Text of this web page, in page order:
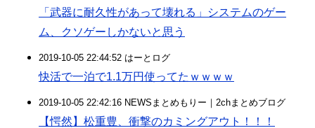
「武器に耐久性があって壊れる」システムのゲー
ム、クソゲーしかないと思う
2019-10-05 22:44:52 はーとログ
快活で一泊で1.1万円使ってたｗｗｗｗ
2019-10-05 22:42:16 NEWSまとめもりー｜2chまとめブログ
【愕然】松重豊、衝撃のカミングアウト！！！